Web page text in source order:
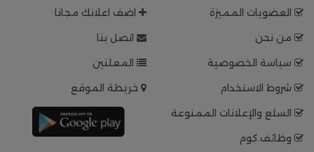
العضويات المميزة
من نحن
سياسة الخصوصية
شروط الاستخدام
السلع والإعلانات الممنوعة
وظائف.كوم
اضف اعلانك مجانا
اتصل بنا
المعلنين
خريطة الموقع